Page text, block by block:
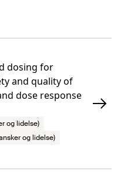
dosing for
and quality of
dose response
og lidelse)
og lidelse)